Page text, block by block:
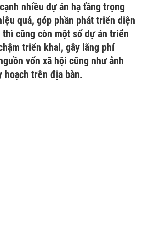
nhiều dự án hạ tầng trọng
quả, góp phần phát triển diện
thì cũng còn một số dự án triển
triển khai, gây lãng phí
vốn xã hội cũng như ảnh
hoạch trên địa bàn.